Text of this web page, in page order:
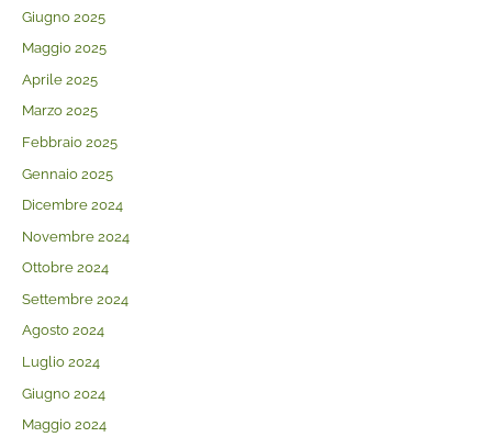
Giugno 2025
Maggio 2025
Aprile 2025
Marzo 2025
Febbraio 2025
Gennaio 2025
Dicembre 2024
Novembre 2024
Ottobre 2024
Settembre 2024
Agosto 2024
Luglio 2024
Giugno 2024
Maggio 2024